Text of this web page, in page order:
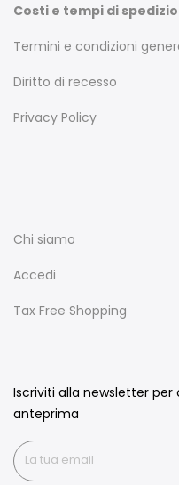
Costi e tempi di
Termini e condizioni
Diritto di recesso
Privacy Policy
Chi siamo
Accedi
Tax Free Shopping
Iscriviti alla newsletter
anteprima